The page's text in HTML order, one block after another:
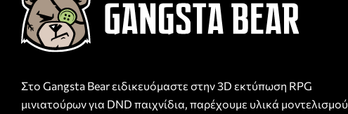
Στο Gangsta Bear ειδικευόμαστε στην 3D εκτύπωση RPG
μινιατούρων για DND παιχνίδια, παρέχουμε υλικά